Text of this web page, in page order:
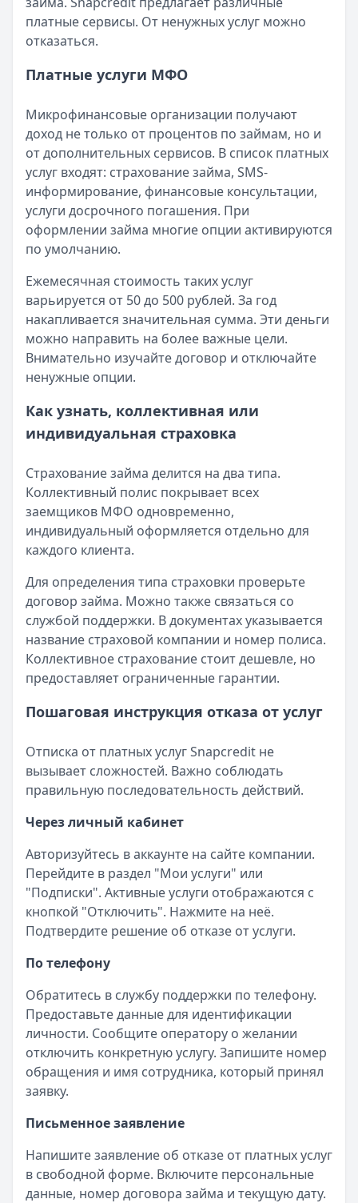
платные сервисы. От ненужных услуг можно
отказаться.
Платные услуги МФО
Микрофинансовые организации получают
доход не только от процентов по займам, но и
от дополнительных сервисов. В список платных
услуг входят: страхование займа, SMS-
информирование, финансовые консультации,
услуги досрочного погашения. При
оформлении займа многие опции активируются
по умолчанию.
Ежемесячная стоимость таких услуг
варьируется от 50 до 500 рублей. За год
накапливается значительная сумма. Эти деньги
можно направить на более важные цели.
Внимательно изучайте договор и отключайте
ненужные опции.
Как узнать, коллективная или
индивидуальная страховка
Страхование займа делится на два типа.
Коллективный полис покрывает всех
заемщиков МФО одновременно,
индивидуальный оформляется отдельно для
каждого клиента.
Для определения типа страховки проверьте
договор займа. Можно также связаться со
службой поддержки. В документах указывается
название страховой компании и номер полиса.
Коллективное страхование стоит дешевле, но
предоставляет ограниченные гарантии.
Пошаговая инструкция отказа от услуг
Отписка от платных услуг Snapcredit не
вызывает сложностей. Важно соблюдать
правильную последовательность действий.
Через личный кабинет
Авторизуйтесь в аккаунте на сайте компании.
Перейдите в раздел "Мои услуги" или
"Подписки". Активные услуги отображаются с
кнопкой "Отключить". Нажмите на неё.
Подтвердите решение об отказе от услуги.
По телефону
Обратитесь в службу поддержки по телефону.
Предоставьте данные для идентификации
личности. Сообщите оператору о желании
отключить конкретную услугу. Запишите номер
обращения и имя сотрудника, который принял
заявку.
Письменное заявление
Напишите заявление об отказе от платных услуг
в свободной форме. Включите персональные
данные, номер договора займа и текущую дату.